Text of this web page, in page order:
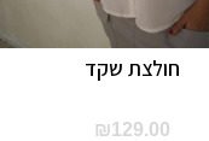
חולצת שקד
₪129.00